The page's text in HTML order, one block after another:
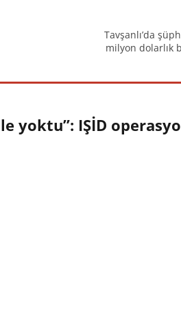
Tavşanlı’da
milyon dolarlık
yoktu”: IŞİD